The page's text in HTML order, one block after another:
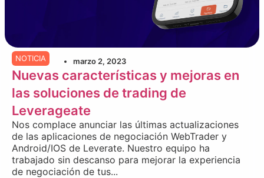
NOTICIA marzo 2, 2023
Nuevas características y mejoras en
las soluciones de trading de
Leverageate
Nos complace anunciar las últimas actualizaciones
de las aplicaciones de negociación WebTrader y
Android/IOS de Leverate. Nuestro equipo ha
trabajado sin descanso para mejorar la experiencia
de negociación de tus...